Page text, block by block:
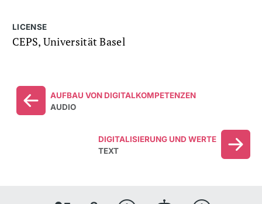
LICENSE
CEPS, Universität Basel
AUFBAU VON DIGITALKOMPETENZEN
AUDIO
DIGITALISIERUNG UND WERTE
TEXT